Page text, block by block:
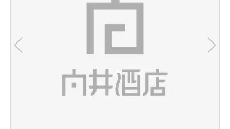
お気に入り機能の活用方法
会社情報